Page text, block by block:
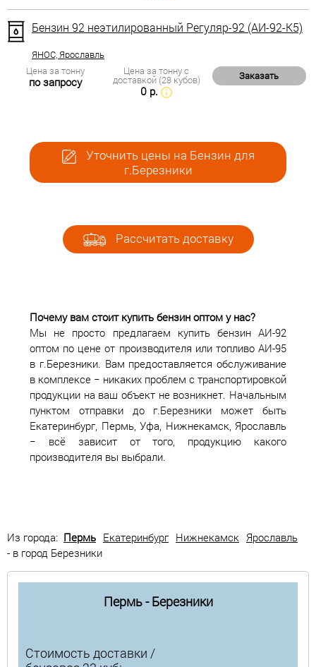
Бензин 92 неэтилированный Регуляр-92 (АИ-92-К5)
ЯНОС, Ярославль
Цена за тонну
по запросу
Цена за тонну с
доставкой (28 кубов)
0 р.
Заказать
Уточнить цены на Бензин для
г.Березники
Рассчитать доставку
Почему вам стоит купить бензин оптом у нас?
Мы не просто предлагаем купить бензин АИ-92
оптом по цене от производителя или топливо АИ-95
в г.Березники. Вам предоставляется обслуживание
в комплексе − никаких проблем с транспортировкой
продукции на ваш объект не возникнет. Начальным
пунктом отправки до г.Березники может быть
Екатеринбург, Пермь, Уфа, Нижнекамск, Ярославль
− всё зависит от того, продукцию какого
производителя вы выбрали.
Из города: Пермь Екатеринбург Нижнекамск Ярославль
- в город Березники
Пермь - Березники
Стоимость доставки /